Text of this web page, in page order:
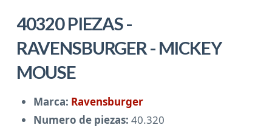
40320 PIEZAS -
RAVENSBURGER - MICKEY
MOUSE
Marca: Ravensburger
Numero de piezas: 40.320